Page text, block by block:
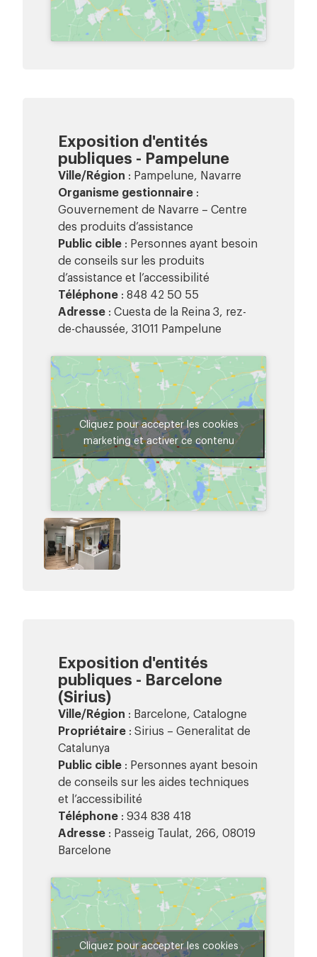
Exposition d'entités
publiques - Pampelune
Ville/Région : Pampelune, Navarre
Organisme gestionnaire :
Gouvernement de Navarre – Centre
des produits d’assistance
Public cible : Personnes ayant besoin
de conseils sur les produits
d’assistance et l’accessibilité
Téléphone : 848 42 50 55
Adresse : Cuesta de la Reina 3, rez-
de-chaussée, 31011 Pampelune
Cliquez pour accepter les cookies
marketing et activer ce contenu
Exposition d'entités
publiques - Barcelone
(Sirius)
Ville/Région : Barcelone, Catalogne
Propriétaire : Sirius – Generalitat de
Catalunya
Public cible : Personnes ayant besoin
de conseils sur les aides techniques
et l’accessibilité
Téléphone : 934 838 418
Adresse : Passeig Taulat, 266, 08019
Barcelone
Cliquez pour accepter les cookies